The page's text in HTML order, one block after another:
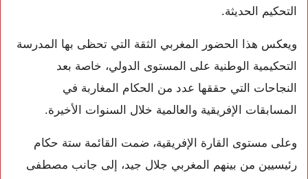
التحكيم الحديثة.
ويعكس هذا الحضور المغربي الثقة التي تحظى بها المدرسة
التحكيمية الوطنية على المستوى الدولي، خاصة بعد
النجاحات التي حققها عدد من الحكام المغاربة في
المسابقات الإفريقية والعالمية خلال السنوات الأخيرة.
وعلى مستوى القارة الإفريقية، ضمت القائمة ستة حكام
رئيسيين من بينهم المغربي جلال جيد، إلى جانب مصطفى